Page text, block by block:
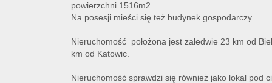
powierzchni 1516m2.
Na posesji mieści się też budynek gospodarczy.
Nieruchomość położona jest zaledwie 23 km od
km od Katowic.
Nieruchomość sprawdzi się również jako lokal pod